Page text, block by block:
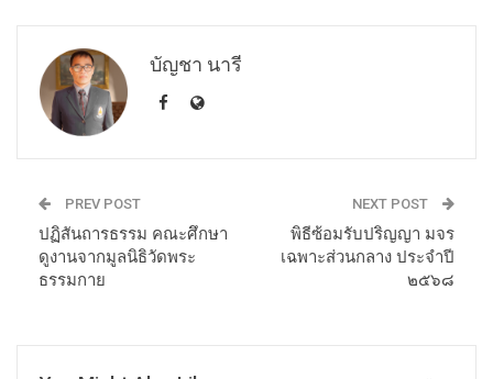
บัญชา นารี
PREV POST
ปฏิสันถารธรรม คณะศึกษา
ดูงานจากมูลนิธิวัดพระ
ธรรมกาย
NEXT POST
พิธีซ้อมรับปริญญา มจร
เฉพาะส่วนกลาง ประจำปี
๒๕๖๘